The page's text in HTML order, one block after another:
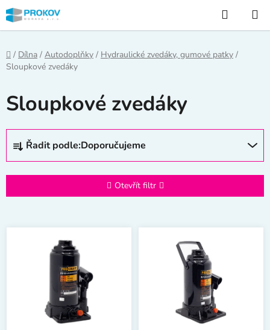
Přejít
na
obsah
Hledat
Domů
/ Dílna / Autodoplňky / Hydraulické zvedáky, gumové patky /
Sloupkové zvedáky
Sloupkové zvedáky
Ř
z
n
p
Řadit podle:Doporučujeme
Otevřít filtr
V